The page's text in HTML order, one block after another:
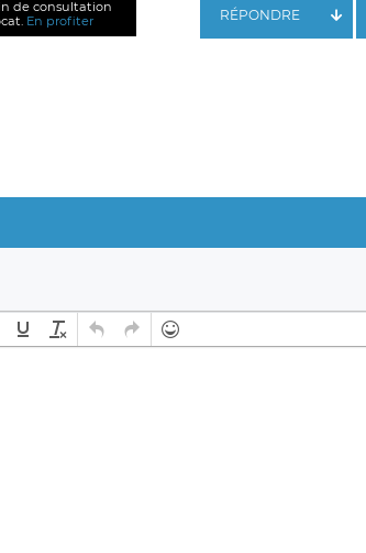
de consultation
En profiter RÉPONDRE